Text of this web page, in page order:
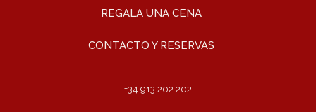
REGALA UNA CENA
CONTACTO Y RESERVAS
+34 913 202 202